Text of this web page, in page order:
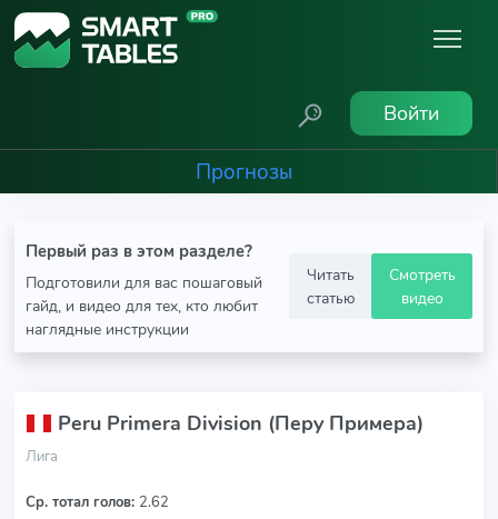
Войти
Прогнозы
Первый раз в этом разделе?
Подготовили для вас пошаговый
гайд, и видео для тех, кто любит
наглядные инструкции
Читать
статью
Смотреть
видео
Peru Primera Division (Перу Примера)
Лига
Ср. тотал голов: 2.62